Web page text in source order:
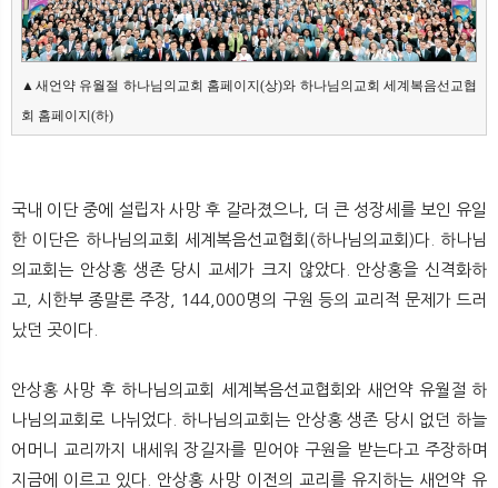
▲새언약 유월절 하나님의교회 홈페이지(상)와 하나님의교회 세계복음선교협
회 홈페이지(하)
국내 이단 중에 설립자 사망 후 갈라졌으나, 더 큰 성장세를 보인 유일
한 이단은 하나님의교회 세계복음선교협회(하나님의교회)다. 하나님
의교회는 안상홍 생존 당시 교세가 크지 않았다. 안상홍을 신격화하
고, 시한부 종말론 주장, 144,000명의 구원 등의 교리적 문제가 드러
났던 곳이다.
안상홍 사망 후 하나님의교회 세계복음선교협회와 새언약 유월절 하
나님의교회로 나뉘었다. 하나님의교회는 안상홍 생존 당시 없던 하늘
어머니 교리까지 내세워 장길자를 믿어야 구원을 받는다고 주장하며
지금에 이르고 있다. 안상홍 사망 이전의 교리를 유지하는 새언약 유